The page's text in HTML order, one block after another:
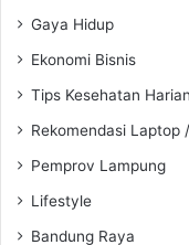
Gaya Hidup
Ekonomi Bisnis
Tips Kesehatan Harian
Rekomendasi Laptop
Pemprov Lampung
Lifestyle
Bandung Raya